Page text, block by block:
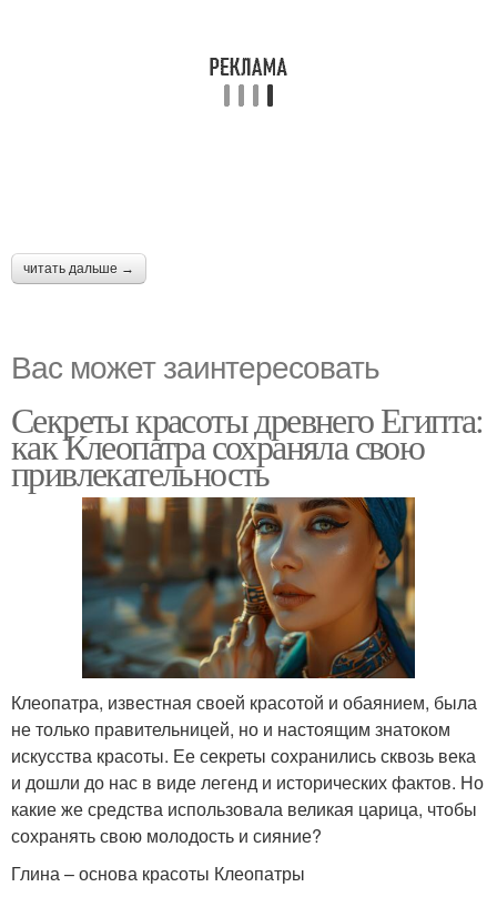
читать дальше →
Вас может заинтересовать
Секреты красоты древнего Египта:
как Клеопатра сохраняла свою
привлекательность
Клеопатра, известная своей красотой и обаянием, была
не только правительницей, но и настоящим знатоком
искусства красоты. Ее секреты сохранились сквозь века
и дошли до нас в виде легенд и исторических фактов. Но
какие же средства использовала великая царица, чтобы
сохранять свою молодость и сияние?
Глина – основа красоты Клеопатры